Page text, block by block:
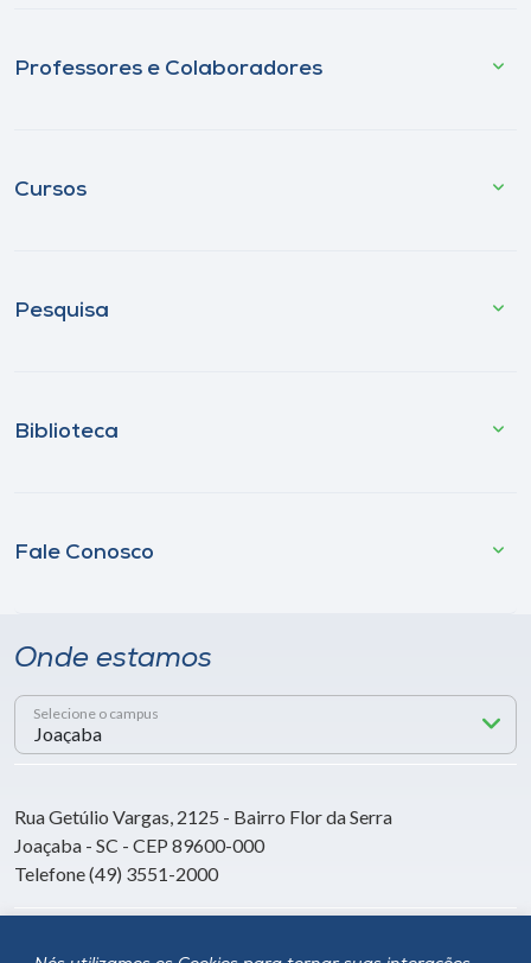
Professores e Colaboradores
Cursos
Pesquisa
Biblioteca
Fale Conosco
Onde estamos
Selecione o campus
Rua Getúlio Vargas, 2125 - Bairro Flor da Serra
Joaçaba - SC - CEP 89600-000
Telefone (49) 3551-2000
Siga a Unoesc